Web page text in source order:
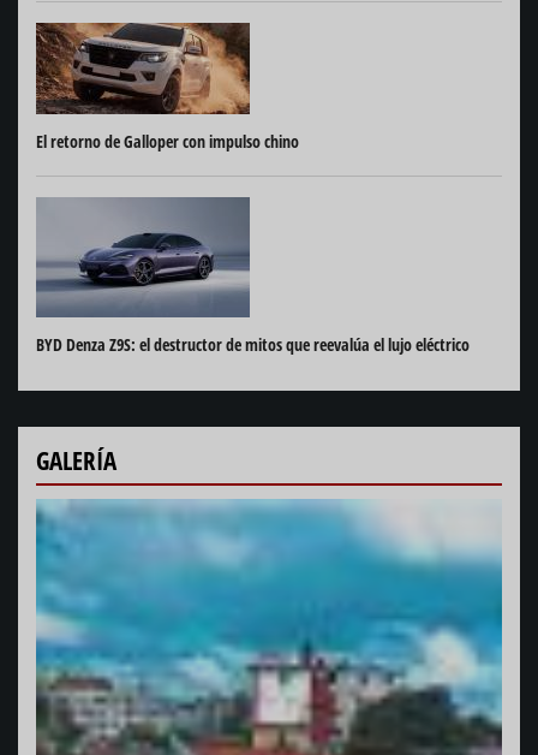
El retorno de Galloper con impulso chino
BYD Denza Z9S: el destructor de mitos que reevalúa el lujo eléctrico
GALERÍA